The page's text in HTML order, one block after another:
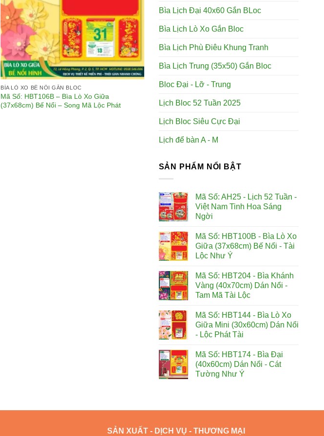
BÌA LÒ XO BẾ NỔI GẮN BLOC
Mã Số: HBT106B – Bìa Lò Xo Giữa
(37x68cm) Bế Nổi – Song Mã Lộc Phát
Bìa Lịch Đại 40x60 Gắn BLoc
Bìa Lịch Lò Xo Gắn Bloc
Bìa Lịch Phù Điêu Khung Tranh
Bìa Lịch Trung (35x50) Gắn Bloc
Bloc Đại - Lỡ - Trung
Lịch Bloc 52 Tuần 2025
Lịch Bloc Siêu Cực Đại
Lịch để bàn A - M
SẢN PHẨM NỔI BẬT
Mã Số: AH25 - Lịch 52 Tuần -
Việt Nam Tinh Hoa Sáng
Ngời
Mã Số: HBT100B - Bìa Lò Xo
Giữa (37x68cm) Bế Nổi - Tài
Lộc Như Ý
Mã Số: HBT204 - Bìa Khánh
Vàng (40x70cm) Dán Nổi -
Tam Mã Tài Lộc
Mã Số: HBT144 - Bìa Lò Xo
Giữa Mini (30x60cm) Dán Nổi
- Lộc Phát Tài
Mã Số: HBT174 - Bìa Đại
(40x60cm) Dán Nổi - Cát
Tường Như Ý
SẢN XUẤT - DỊCH VỤ - THƯƠNG MẠI